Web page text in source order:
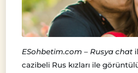
ESohbetim.com – Rusya chat
cazibeli Rus kızları ile